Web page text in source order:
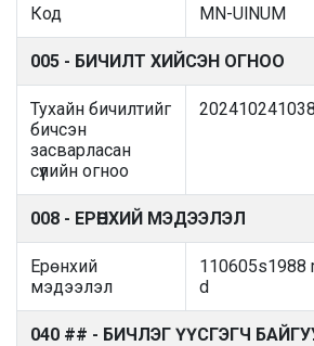
Код MN-UlNUM
005 - БИЧИЛТ ХИЙСЭН ОГНОО
Тухайн бичилтийг
бичсэн
засварласан
сүүлийн огноо
008 - ЕРӨНХИЙ МЭДЭЭЛЭЛ
Ерөнхий
мэдээлэл
110605s1988
d
040 ## - БИЧЛЭГ ҮҮСГЭГЧ